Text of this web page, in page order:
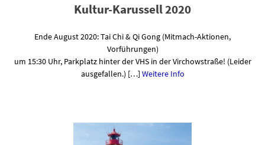
Kultur-Karussell 2020
Ende August 2020: Tai Chi & Qi Gong (Mitmach-Aktionen,
Vorführungen)
um 15:30 Uhr, Parkplatz hinter der VHS in der Virchowstraße! (Leider
ausgefallen.) […] Weitere Info